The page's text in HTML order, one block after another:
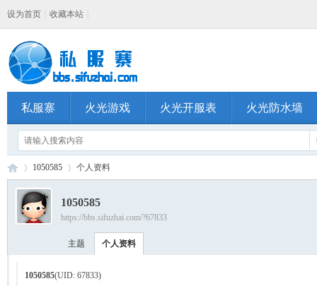
设为首页 收藏本站
私服寨 火光游戏 火光开服表 火光防水墙
1050585 个人资料
1050585
https://bbs.sifuzhai.com/?67833
主题 个人资料
1050585(UID: 67833)